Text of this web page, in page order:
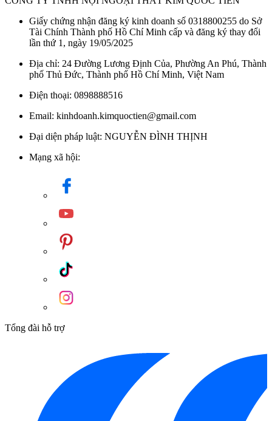
Giấy chứng nhận đăng ký kinh doanh số 0318800255 do Sở
Tài Chính Thành phố Hồ Chí Minh cấp và đăng ký thay đổi
lần thứ 1, ngày 19/05/2025
Địa chỉ: 24 Đường Lương Định Của, Phường An Phú, Thành
phố Thủ Đức, Thành phố Hồ Chí Minh, Việt Nam
Điện thoại: 0898888516
Email: kinhdoanh.kimquoctien@gmail.com
Đại diện pháp luật: NGUYỄN ĐÌNH THỊNH
Mạng xã hội:
Tổng đài hỗ trợ